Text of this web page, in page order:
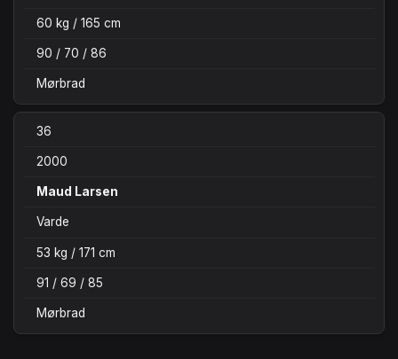
60 kg / 165 cm
90 / 70 / 86
Mørbrad
36
2000
Maud Larsen
Varde
53 kg / 171 cm
91 / 69 / 85
Mørbrad